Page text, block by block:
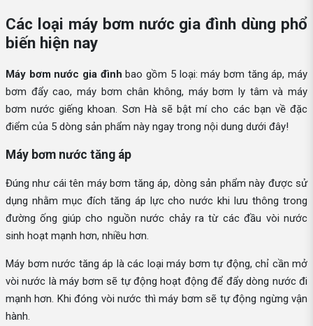
Các loại máy bơm nước gia đình dùng phổ
biến hiện nay
Máy bơm nước gia đình bao gồm 5 loại: máy bơm tăng áp, máy
bơm đẩy cao, máy bơm chân không, máy bơm ly tâm và máy
bơm nước giếng khoan. Sơn Hà sẽ bật mí cho các bạn về đặc
điểm của 5 dòng sản phẩm này ngay trong nội dung dưới đây!
Máy bơm nước tăng áp
Đúng như cái tên máy bơm tăng áp, dòng sản phẩm này được sử
dụng nhằm mục đích tăng áp lực cho nước khi lưu thông trong
đường ống giúp cho nguồn nước chảy ra từ các đầu vòi nước
sinh hoạt mạnh hơn, nhiều hơn.
Máy bơm nước tăng áp là các loại máy bơm tự động, chỉ cần mở
vòi nước là máy bơm sẽ tự động hoạt động để đẩy dòng nước đi
mạnh hơn. Khi đóng vòi nước thì máy bơm sẽ tự động ngừng vận
hành.